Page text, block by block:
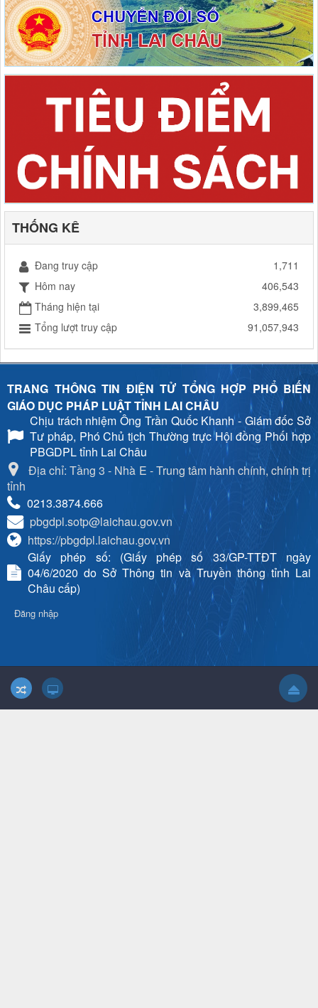
THỐNG KÊ
Đang truy cập
1,711
Hôm nay
406,543
Tháng hiện tại
3,899,465
Tổng lượt truy cập
91,057,943
TRANG THÔNG TIN ĐIỆN TỬ TỔNG HỢP PHỔ BIẾN
GIÁO DỤC PHÁP LUẬT TỈNH LAI CHÂU
Chịu trách nhiệmÔng Trần Quốc Khanh - Giám đốc Sở
Tư pháp, Phó Chủ tịch Thường trực Hội đồng Phối hợp
PBGDPL tỉnh Lai Châu
Địa chỉ: Tầng 3 - Nhà E - Trung tâm hành chính, chính trị
tỉnh
0213.3874.666
pbgdpl.sotp@laichau.gov.vn
https://pbgdpl.laichau.gov.vn
Giấy phép số: (Giấy phép số 33/GP-TTĐT ngày
04/6/2020 do Sở Thông tin và Truyền thông tỉnh Lai
Châu cấp)
Đăng nhập